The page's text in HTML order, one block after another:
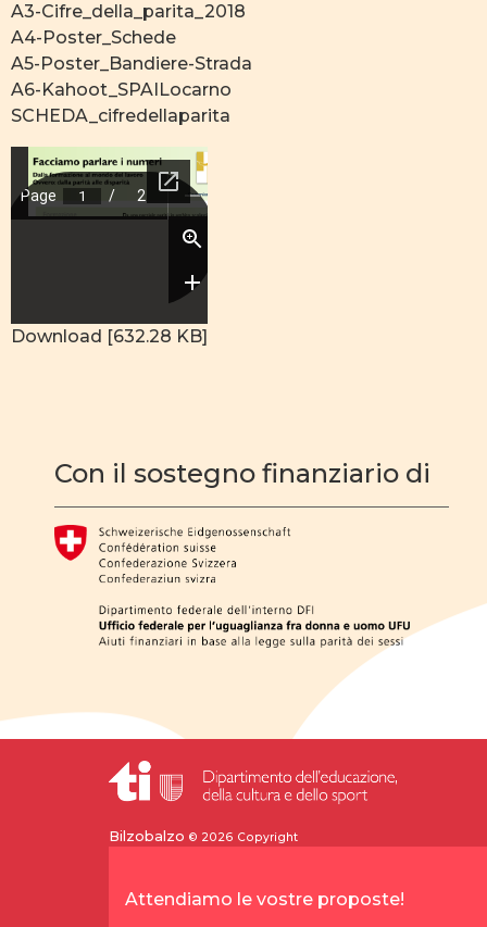
A3-Cifre_della_parita_2018
A4-Poster_Schede
A5-Poster_Bandiere-Strada
A6-Kahoot_SPAILocarno
SCHEDA_cifredellaparita
Download [632.28 KB]
Con il sostegno finanziario di
Bilzobalzo © 2026 Copyright
Attendiamo le vostre proposte!